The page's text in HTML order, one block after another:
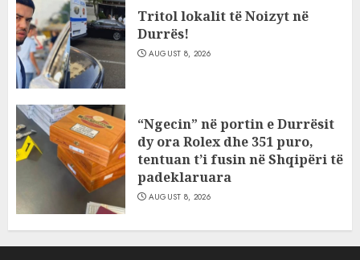
Tritol lokalit të Noizyt në
Durrës!
AUGUST 8, 2026
“Ngecin” në portin e Durrësit
dy ora Rolex dhe 351 puro,
tentuan t’i fusin në Shqipëri të
padeklaruara
AUGUST 8, 2026